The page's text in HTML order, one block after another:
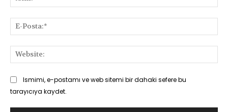
Ismimi, e-postamı ve web sitemi bir dahaki sefere bu
tarayıcıya kaydet.